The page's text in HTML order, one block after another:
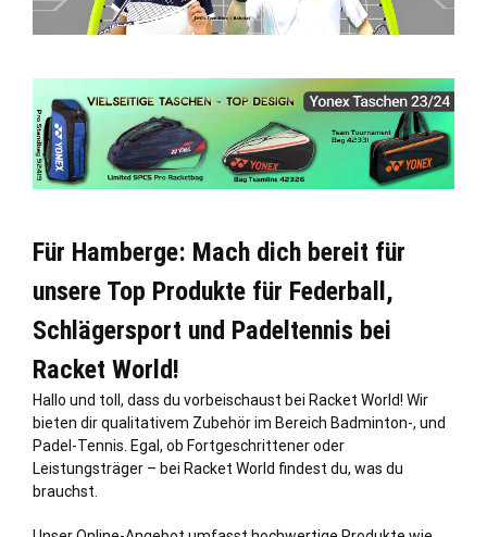
Für Hamberge: Mach dich bereit für
unsere Top Produkte für Federball,
Schlägersport und Padeltennis bei
Racket World!
Hallo und toll, dass du vorbeischaust bei Racket World! Wir
bieten dir qualitativem Zubehör im Bereich Badminton-, und
Padel-Tennis. Egal, ob Fortgeschrittener oder
Leistungsträger – bei Racket World findest du, was du
brauchst.